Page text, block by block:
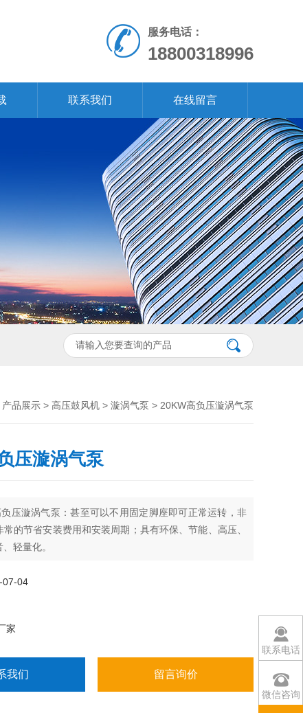
服务电话：
18800318996
联系我们 在线留言
产品展示 > 高压鼓风机 > 漩涡气泵 > 20KW高负压漩涡气泵
压漩涡气泵
压漩涡气泵：甚至可以不用固定脚座即可正常运转，非
的节省安装费用和安装周期；具有环保、节能、高压、
轻量化。
07-04
家
我们 留言询价
联系电话
微信咨询